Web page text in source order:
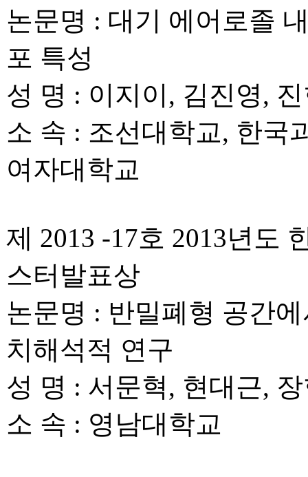
논문명 : 대기 에어로졸
포 특성
성 명 : 이지이, 김진영,
소 속 : 조선대학교, 한국
여자대학교
제 2013 -17호 2013년도
스터발표상
논문명 : 반밀폐형 공간
치해석적 연구
성 명 : 서문혁, 현대근,
소 속 : 영남대학교